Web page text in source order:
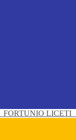
FORTUNIO LICETI